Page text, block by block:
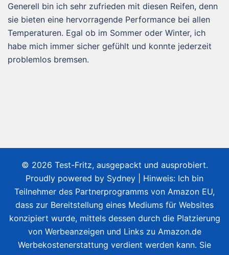
Generell bin ich sehr zufrieden mit diesen Reifen, denn
sie bieten eine hervorragende Performance bei allen
Temperaturen. Egal ob im Sommer oder Winter, ich
habe mich immer sicher gefühlt und konnte jederzeit
problemlos bremsen.
© 2026 Test-Fritz, ausgepackt und ausprobiert.
Proudly powered by Sydney | Hinweis: Ich bin
Teilnehmer des Partnerprogramms von Amazon EU,
dass zur Bereitstellung eines Mediums für Websites
konzipiert wurde, mittels dessen durch die Platzierung
von Werbeanzeigen und Links zu Amazon.de
Werbekostenerstattung verdient werden kann. Sie